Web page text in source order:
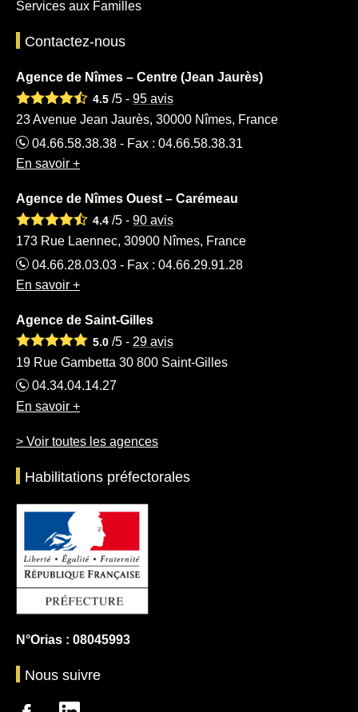
Services aux Familles
Contactez-nous
Agence de Nîmes – Centre (Jean Jaurès)
4.5 /5 - 95 avis
23 Avenue Jean Jaurès, 30000 Nîmes, France
04.66.58.38.38 - Fax : 04.66.58.38.31
En savoir +
Agence de Nîmes Ouest – Carémeau
4.4 /5 - 90 avis
173 Rue Laennec, 30900 Nîmes, France
04.66.28.03.03 - Fax : 04.66.29.91.28
En savoir +
Agence de Saint-Gilles
5.0 /5 - 29 avis
19 Rue Gambetta 30 800 Saint-Gilles
04.34.04.14.27
En savoir +
> Voir toutes les agences
Habilitations préfectorales
N°Orias : 08045993
Nous suivre